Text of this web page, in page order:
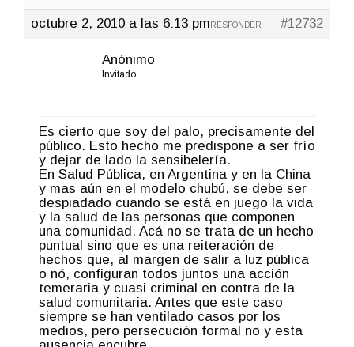
octubre 2, 2010 a las 6:13 pm #12732
RESPONDER
Anónimo
Invitado
Es cierto que soy del palo, precisamente del
público. Esto hecho me predispone a ser frío
y dejar de lado la sensibelería.
En Salud Pública, en Argentina y en la China
y mas aún en el modelo chubú, se debe ser
despiadado cuando se está en juego la vida
y la salud de las personas que componen
una comunidad. Acá no se trata de un hecho
puntual sino que es una reiteración de
hechos que, al margen de salir a luz pública
o nó, configuran todos juntos una acción
temeraria y cuasi criminal en contra de la
salud comunitaria. Antes que este caso
siempre se han ventilado casos por los
medios, pero persecución formal no y esta